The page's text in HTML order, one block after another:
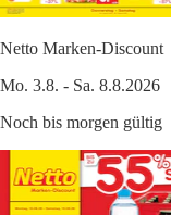
Netto Marken-Discount
Mo. 3.8. - Sa. 8.8.2026
Noch bis morgen gültig